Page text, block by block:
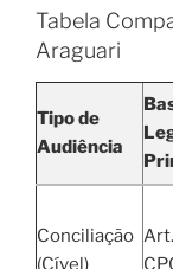
Tabela
Araguari
Tipo de
Audiência
Conciliação
(Cível)